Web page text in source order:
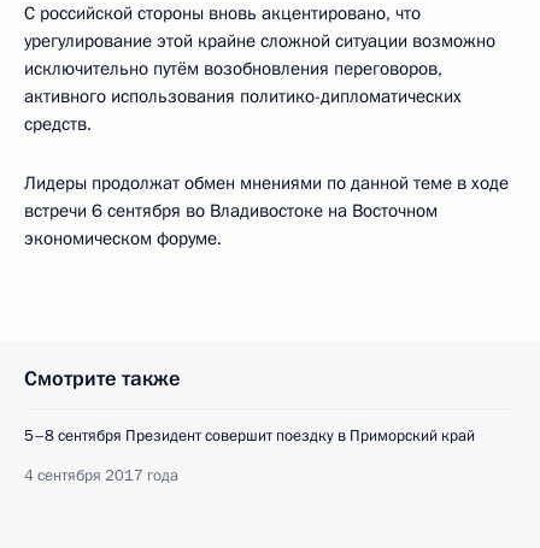
С российской стороны вновь акцентировано, что
урегулирование этой крайне сложной ситуации возможно
исключительно путём возобновления переговоров,
активного использования политико-дипломатических
средств.
Лидеры продолжат обмен мнениями по данной теме в ходе
встречи 6 сентября во Владивостоке на Восточном
экономическом форуме.
Смотрите также
5–8 сентября Президент совершит поездку в Приморский край
4 сентября 2017 года